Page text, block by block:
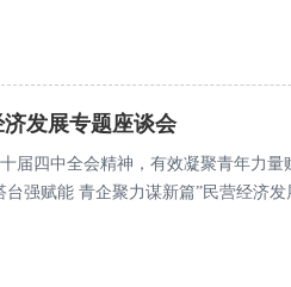
发展专题座谈会
届四中全会精神，有效凝聚青年力量
台强赋能 青企聚力谋新篇”民营经济
流互鉴搭建了高效平台。